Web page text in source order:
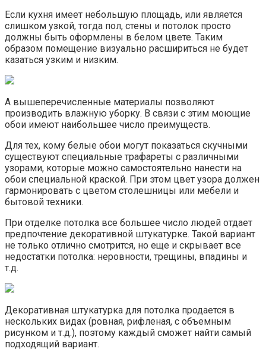
Если кухня имеет небольшую площадь, или является
слишком узкой, тогда пол, стены и потолок просто
должны быть оформлены в белом цвете. Таким
образом помещение визуально расшириться не будет
казаться узким и низким.
А вышеперечисленные материалы позволяют
производить влажную уборку. В связи с этим моющие
обои имеют наибольшее число преимуществ.
Для тех, кому белые обои могут показаться скучными
существуют специальные трафареты с различными
узорами, которые можно самостоятельно нанести на
обои специальной краской. При этом цвет узора должен
гармонировать с цветом столешницы или мебели и
бытовой техники.
При отделке потолка все большее число людей отдает
предпочтение декоративной штукатурке. Такой вариант
не только отлично смотрится, но еще и скрывает все
недостатки потолка: неровности, трещины, впадины и
т.д.
Декоративная штукатурка для потолка продается в
нескольких видах (ровная, рифленая, с объемным
рисунком и т.д.), поэтому каждый сможет найти самый
подходящий вариант.